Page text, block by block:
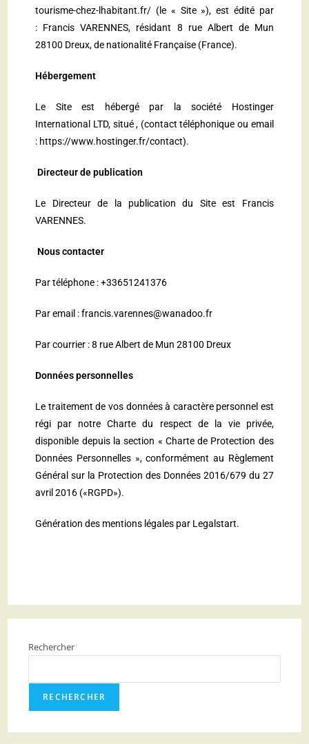
tourisme-chez-lhabitant.fr/ (le « Site »), est édité par
: Francis VARENNES, résidant 8 rue Albert de Mun
28100 Dreux, de nationalité Française (France).
Hébergement
Le Site est hébergé par la société Hostinger
International LTD, situé , (contact téléphonique ou email
: https://www.hostinger.fr/contact).
Directeur de publication
Le Directeur de la publication du Site est Francis
VARENNES.
Nous contacter
Par téléphone : +33651241376
Par email : francis.varennes@wanadoo.fr
Par courrier : 8 rue Albert de Mun 28100 Dreux
Données personnelles
Le traitement de vos données à caractère personnel est
régi par notre Charte du respect de la vie privée,
disponible depuis la section « Charte de Protection des
Données Personnelles », conformément au Règlement
Général sur la Protection des Données 2016/679 du 27
avril 2016 («RGPD»).
Génération des mentions légales par Legalstart.
Rechercher
RECHERCHER